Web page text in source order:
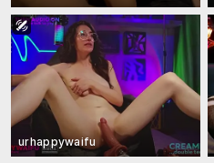
urhappywaifu